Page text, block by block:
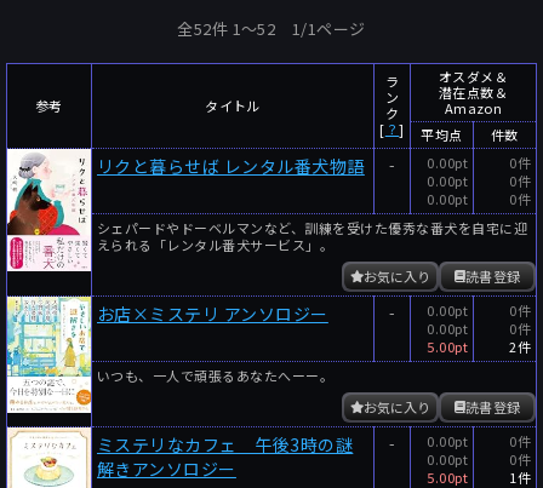
全52件 1〜52 1/1ページ
参考 タイトル
ラ
ン
ク
[ ？]
オスダメ＆
潜在点数＆
Amazon
平均点
件数
リクと暮らせば レンタル番犬物語 -
0.00pt
0.00pt
0.00pt
0件
0件
0件
シェパードやドーベルマンなど、訓練を受けた優秀な番犬を自宅に迎
えられる「レンタル番犬サービス」。
読書登録
お気に入り
お店×ミステリ アンソロジー -
0.00pt
0.00pt
5.00pt
0件
0件
2件
いつも、一人で頑張るあなたへーー。
読書登録
お気に入り
ミステリなカフェ 午後3時の謎
解きアンソロジー
-
0.00pt
0.00pt
5.00pt
0件
0件
1件